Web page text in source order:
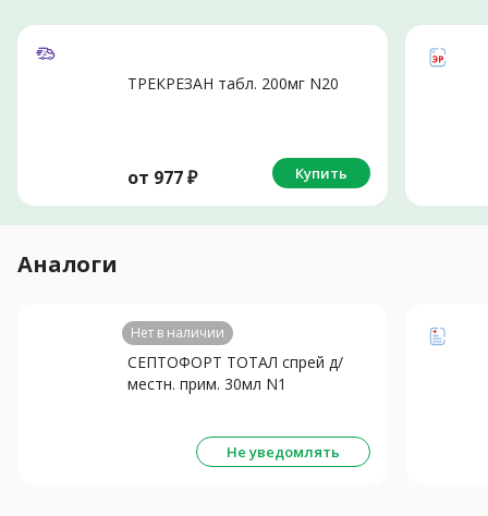
ТРЕКРЕЗАН табл. 200мг N20
от 977₽ Купить
Аналоги
Нет в наличии
СЕПТОФОРТ ТОТАЛ спрей д/
местн. прим. 30мл N1
Не уведомлять